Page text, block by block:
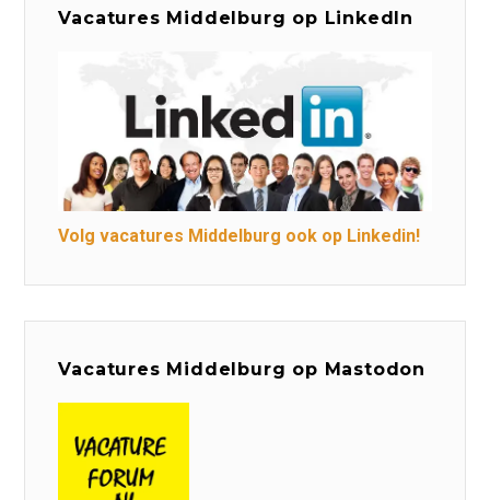
Vacatures Middelburg op LinkedIn
Volg vacatures Middelburg ook op Linkedin!
Vacatures Middelburg op Mastodon